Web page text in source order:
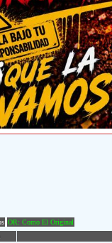
OR: Como El Original